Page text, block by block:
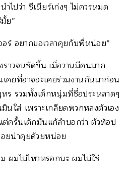
ไปว่า ซีเนียร์เก่งๆ ไม่ควรหมด
ย”
อร์ อยากขอเวลาคุยกับพี่หน่อย”
ราวจนชัดขึ้น เมื่อวานมีคนมาก
ยที่อาจจะเคยร่วมงานกันมาก่อน
ร รวมทั้งเด็กหนุ่มที่ชื่อประหลาดๆ
มินใส่ เพราะเกลียดพวกหลงตัวเอง
ครั้นเด็กมันแก้ลำบอกว่า ตัวท็อป
ยน่าคุยด้วยหน่อย
ผมไม่ไหวหรอกนะ ผมไม่ใช่